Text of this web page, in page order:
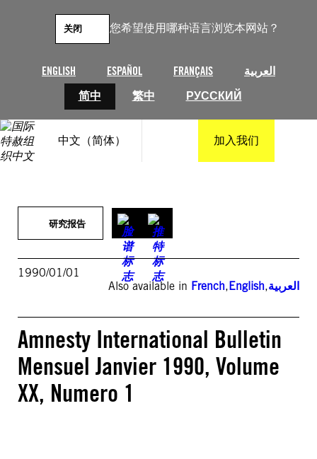
您希望使用哪种语言浏览本网站？
ENGLISH ESPAÑOL FRANÇAIS
العربية
简中
繁中 РУССКИЙ
关闭
中文（简体） 加入我们
研究报告
1990/01/01
Also available in French,English,العربية
Amnesty International Bulletin
Mensuel Janvier 1990, Volume
XX, Numero 1